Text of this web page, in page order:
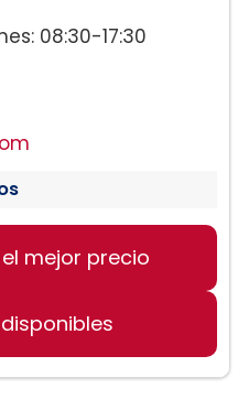
08:30-17:30
mejor precio